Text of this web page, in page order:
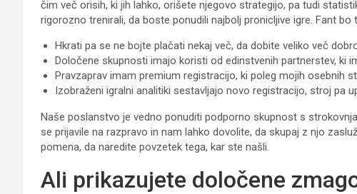
čim več orisih, ki jih lahko, orišete njegovo strategijo, pa tudi
rigorozno trenirali, da boste ponudili najbolj pronicljive igre. Fant
Hkrati pa se ne bojte plačati nekaj več, da dobite veliko več
Določene skupnosti imajo koristi od edinstvenih partnerstev, ki
Pravzaprav imam premium registracijo, ki poleg mojih osebnih
Izobraženi igralni analitiki sestavljajo novo registracijo, stroj pa
Naše poslanstvo je vedno ponuditi podporno skupnost s
se prijavile na razpravo in nam lahko dovolite, da skupaj z njo
pomena, da naredite povzetek tega, kar ste našli.
Ali prikazujete določene